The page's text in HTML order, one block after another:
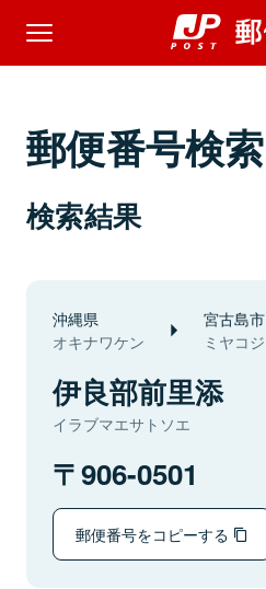
郵便番号検索
検索結果
沖縄県
オキナワケン
宮古島市
ミヤコ
伊良部前里添
イラブマエサトソエ
906-0501
郵便番号をコピーする